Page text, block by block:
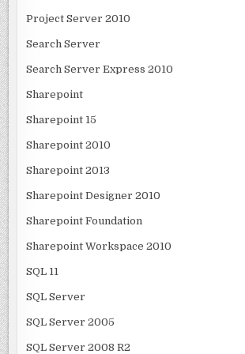
Project Server 2010
Search Server
Search Server Express 2010
Sharepoint
Sharepoint 15
Sharepoint 2010
Sharepoint 2013
Sharepoint Designer 2010
Sharepoint Foundation
Sharepoint Workspace 2010
SQL 11
SQL Server
SQL Server 2005
SQL Server 2008 R2